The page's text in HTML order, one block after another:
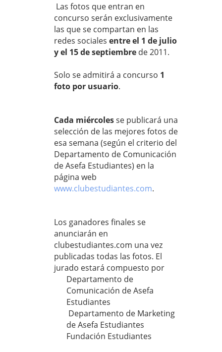
Las fotos que entran en
concurso serán exclusivamente
las que se compartan en las
redes sociales entre el 1 de julio
y el 15 de septiembre de 2011.
Solo se admitirá a concurso 1
foto por usuario.
Cada miércolesse publicará una
selección de las mejores fotos de
esa semana (según el criterio del
Departamento de Comunicación
de Asefa Estudiantes) en la
página web
www.clubestudiantes.com.
Los ganadores finales se
anunciarán en
clubestudiantes.com una vez
publicadas todas las fotos. El
jurado estará compuesto por
Departamento de
Comunicación de Asefa
Estudiantes
Departamento de Marketing
de Asefa Estudiantes
Fundación Estudiantes